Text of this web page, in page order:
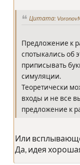
Цитата:
Предложение к
спотыкались об
приписывать
симуляции.
Теоретически
входы и не все
предложение к
Или
Да, идея